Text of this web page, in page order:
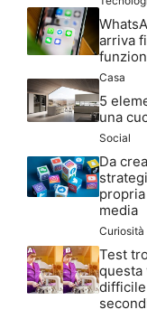
arriva
Casa
5
una
Social
Da
media
Curiosità
Test
questa